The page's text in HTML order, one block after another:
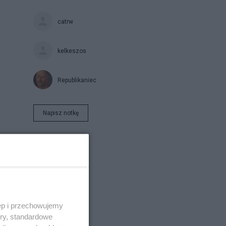
w
catrw
kelkeszos
Republikaniec
Napisz notkę
i przechowujemy
standardowe